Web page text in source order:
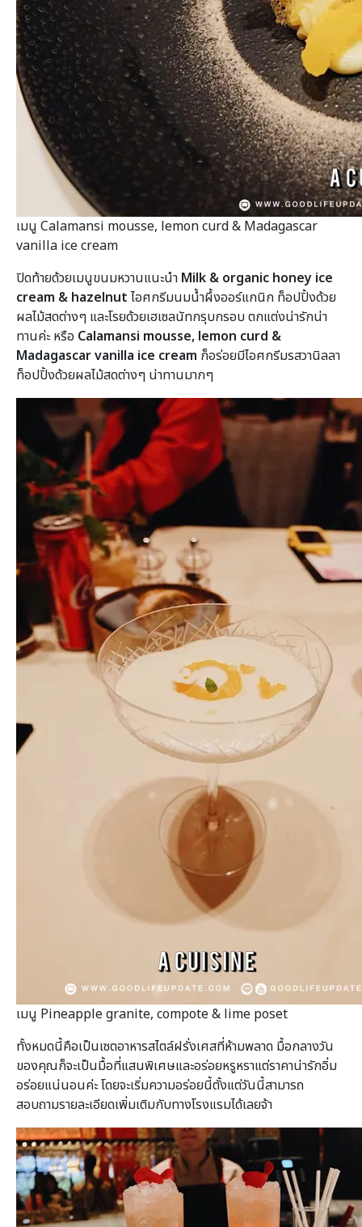
เมนู Calamansi mousse, lemon curd & Madagascar
vanilla ice cream
ปิดท้ายด้วยเมนูขนมหวานแนะนำ Milk & organic honey ice
cream & hazelnut ไอศกรีมนมน้ำผึ้งออร์แกนิก ท็อปปิ้งด้วย
ผลไม้สดต่างๆ และโรยด้วยเฮเซลนัทกรุบกรอบ ตกแต่งน่ารักน่า
ทานค่ะ หรือ Calamansi mousse, lemon curd &
Madagascar vanilla ice cream ก็อร่อยมีไอศกรีมรสวานิลลา
ท็อปปิ้งด้วยผลไม้สดต่างๆ น่าทานมากๆ
เมนู Pineapple granite, compote & lime poset
ทั้งหมดนี้คือเป็นเซตอาหารสไตล์ฝรั่งเศสที่ห้ามพลาด มื้อกลางวัน
ของคุณก็จะเป็นมื้อที่แสนพิเศษและอร่อยหรูหราแต่ราคาน่ารักอิ่ม
อร่อยแน่นอนค่ะ โดยจะเริ่มความอร่อยนี้ตั้งแต่วันนี้สามารถ
สอบถามรายละเอียดเพิ่มเติมกับทางโรงแรมได้เลยจ้า